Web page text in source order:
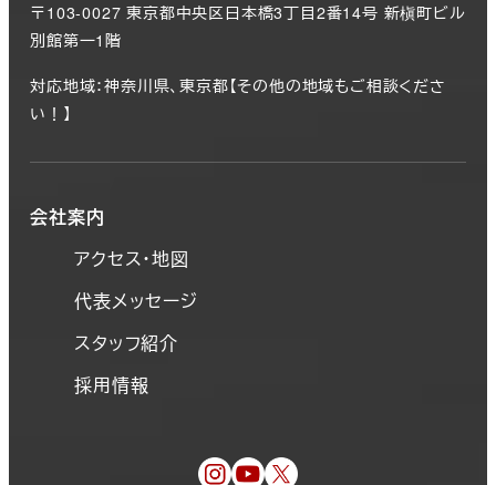
〒103-0027 東京都中央区日本橋3丁目2番14号 新槇町ビル
別館第一1階
対応地域：神奈川県、東京都【その他の地域もご相談くださ
い！】
会社案内
アクセス・地図
代表メッセージ
スタッフ紹介
採用情報